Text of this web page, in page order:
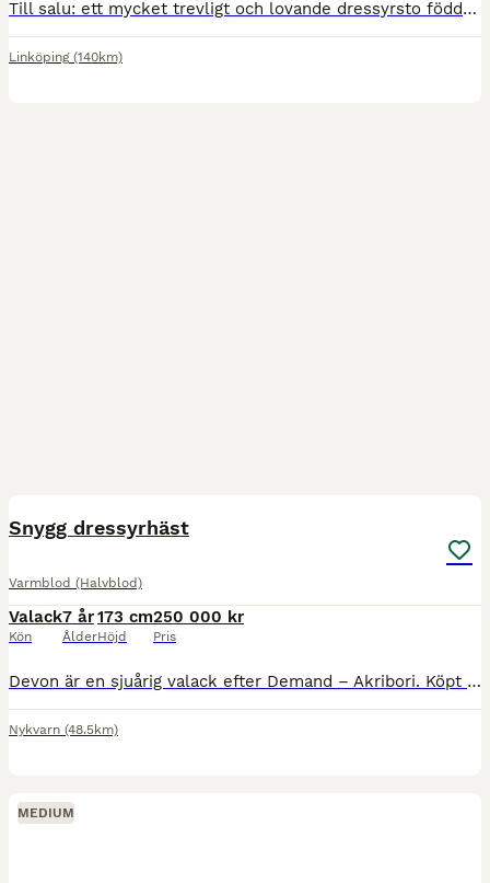
Till salu: ett mycket trevligt och lovande dressyrsto född 2022 efter Glasgow 1438 med For Romance som morfar. Hon mäter ca 167 cm och har tre mycket attraktiva gångarter. En stor, härlig galopp, e
Linköping (140km)
Snygg dressyrhäst
Varmblod (Halvblod)
Valack
Kön
7 år
Ålder
173 cm
Höjd
250 000 kr
Pris
Devon är en sjuårig valack efter Demand – Akribori. Köpt direkt från uppfödaren. Devon har tre bra gångarter där det finns mycket mer att plocka fram när han blir starkare. Lätt och mjuk i kontakten
Nykvarn (48.5km)
MEDIUM